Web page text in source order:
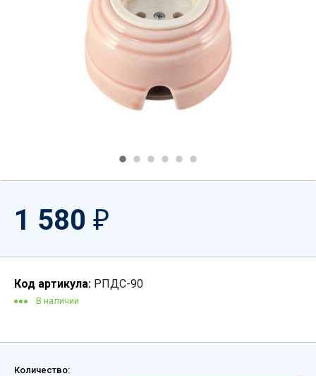
1 580 ₽
Код артикула: РПДС-90
В наличии
Количество: